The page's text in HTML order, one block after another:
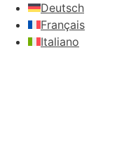
Deutsch
Français
Italiano